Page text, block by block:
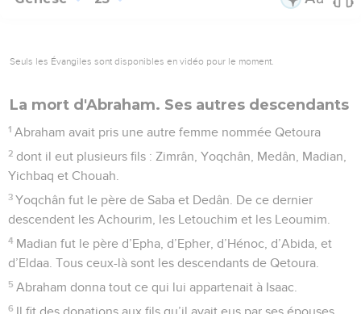
Seuls les Évangiles sont disponibles en vidéo pour le moment.
La mort d'Abraham. Ses autres descendants
1 Abraham avait pris une autre femme nommée Qetoura
2 dont il eut plusieurs fils : Zimrân, Yoqchân, Medân, Madian,
Yichbaq et Chouah.
3 Yoqchân fut le père de Saba et Dedân. De ce dernier
descendent les Achourim, les Letouchim et les Leoumim.
4 Madian fut le père d’Epha, d’Epher, d’Hénoc, d’Abida, et
d’Eldaa. Tous ceux-là sont les descendants de Qetoura.
5 Abraham donna tout ce qui lui appartenait à Isaac.
6 Il fit des donations aux fils qu’il avait eus par ses épouses